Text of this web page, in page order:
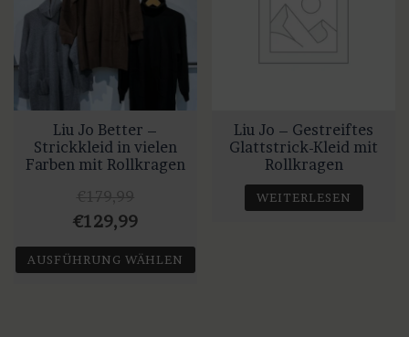
Liu Jo Better –
Strickkleid in vielen
Farben mit Rollkragen
Ursprünglicher
Preis
war:
€129,99Aktueller
Preis
ist:
AUSFÜHRUNG WÄHLEN
Liu Jo – Gestreiftes
Glattstrick-Kleid mit
Rollkragen
WEITERLESEN